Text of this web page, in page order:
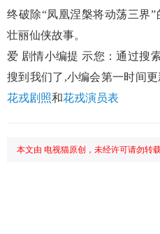
终破除“凤凰涅槃将动荡三界
壮丽仙侠故事。
爱 剧情小编提 示您：通过搜
搜到我们了,小编会第一时间更
花戎剧照和花戎演员表
本文由 电视猫原创，未经许可请勿转载